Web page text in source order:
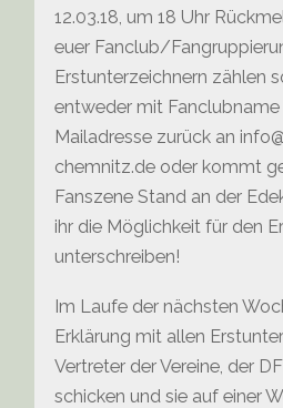
12.03.18, um 18 Uhr
euer Fanclub/
Erstunterzeichnern zählen
entweder mit Fanclubname
Mailadresse zurück an
chemnitz.de oder kommt
Fanszene Stand an der
ihr die Möglichkeit für den
unterschreiben!
Im Laufe der nächsten
Erklärung mit allen
Vertreter der Vereine, der
schicken und sie auf einer